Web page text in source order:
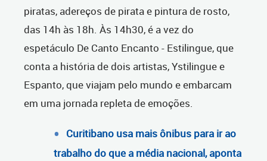
piratas, adereços de pirata e pintura de rosto,
das 14h às 18h. Às 14h30, é a vez do
espetáculo De Canto Encanto - Estilingue, que
conta a história de dois artistas, Ystilingue e
Espanto, que viajam pelo mundo e embarcam
em uma jornada repleta de emoções.
Curitibano usa mais ônibus para ir ao
trabalho do que a média nacional, aponta